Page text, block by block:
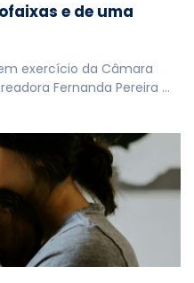
e de uma
exercício da Câmara
Fernanda Pereira …